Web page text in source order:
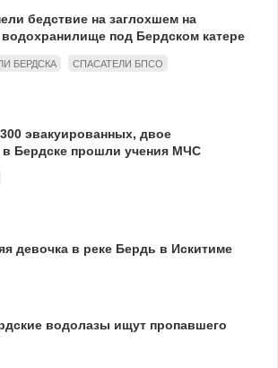
бедствие на заглохшем на
под Бердском катере
БЕРДСКА СПАСАТЕЛИ БПСО
эвакуированных, двое
в Бердске прошли учения МЧС
девочка в реке Бердь в Искитиме
водолазы ищут пропавшего